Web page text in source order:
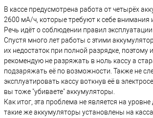
В кассе предусмотрена работа от четырёх
2600 мА/ч, которые требуют к себе внимания
Речь идёт о соблюдении правил
Спустя много лет работы с этими
их недостаток при полной разрядке, поэтому
рекомендую не разряжать в ноль кассу а
подзаряжать её по возможности. Также не
эксплуатировать кассу воткнув её в
вы тоже "убиваете" аккумуляторы.
Как итог, эта проблема не является на
такие же аккумуляторы установлены на